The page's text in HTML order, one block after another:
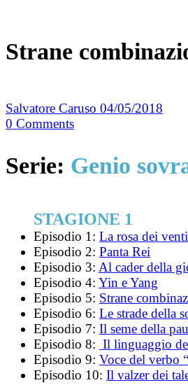
Strane
Salvatore Caruso 04/05/2018
0 Comments
Serie: Genio
STAGIONE 1
Episodio 1: La rosa dei venti
Episodio 2: Panta Rei
Episodio 3: Al cader della
Episodio 4: Yin e Yang
Episodio 5: Strane
Episodio 6: Le strade della
Episodio 7: Il seme della
Episodio 8: Il linguaggio
Episodio 9: Voce del verbo
Episodio 10: Il valzer dei